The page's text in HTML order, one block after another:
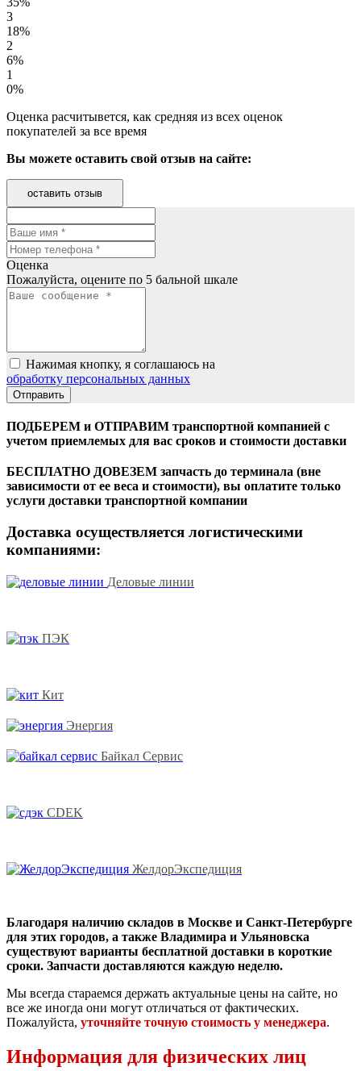
3
18%
2
6%
1
0%
Оценка расчитывется, как средняя из всех оценок
покупателей за все время
Вы можете оставить свой отзыв на сайте:
оставить отзыв
Оценка
Пожалуйста, оцените по 5 бальной шкале
Нажимая кнопку, я соглашаюсь на
обработку персональных данных
ПОДБЕРЕМ и ОТПРАВИМ транспортной компанией с
учетом приемлемых для вас сроков и стоимости доставки
БЕСПЛАТНО ДОВЕЗЕМ запчасть до терминала (вне
зависимости от ее веса и стоимости), вы оплатите только
услуги доставки транспортной компании
Доставка осуществляется логистическими
компаниями:
Деловые линии
ПЭК
Кит
Энергия
Байкал Сервис
CDEK
ЖелдорЭкспедиция
Благодаря наличию складов в Москве и Санкт-Петербурге
для этих городов, а также Владимира и Ульяновска
существуют варианты бесплатной доставки в короткие
сроки. Запчасти доставляются каждую неделю.
Мы всегда стараемся держать актуальные цены на сайте, но
все же иногда они могут отличаться от фактических.
Пожалуйста, уточняйте точную стоимость у менеджера.
Информация для физических лиц